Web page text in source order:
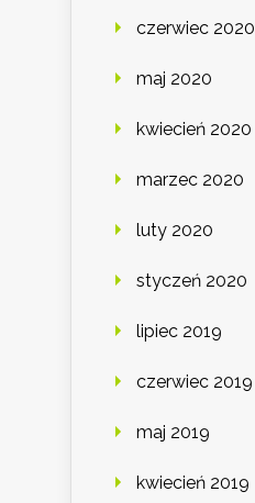
czerwiec 2020
maj 2020
kwiecień 2020
marzec 2020
luty 2020
styczeń 2020
lipiec 2019
czerwiec 2019
maj 2019
kwiecień 2019